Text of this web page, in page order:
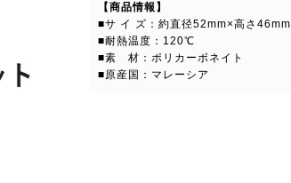
【商品情報】
■サ イ ズ：約直径52mm×高さ46mm
■耐熱温度：120℃
■素 材：ポリカーボネイト
■原産国：マレーシア